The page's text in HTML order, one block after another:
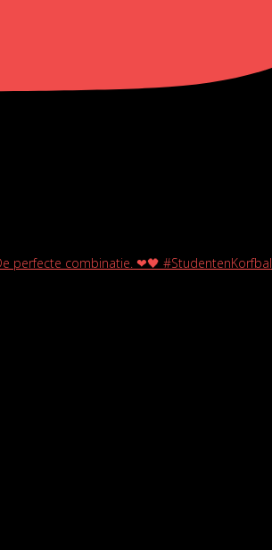
perfecte combinatie. ❤🖤 #StudentenKorfbal